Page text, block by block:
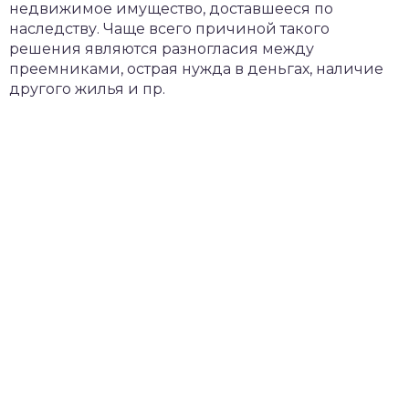
недвижимое имущество, доставшееся по
наследству. Чаще всего причиной такого
решения являются разногласия между
преемниками, острая нужда в деньгах, наличие
другого жилья и пр.